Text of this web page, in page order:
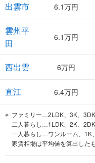
出雲市 6.1万円
雲州平
田
6.1万円
西出雲 6万円
直江 6.4万円
ファミリー…2LDK、3K、
二人暮らし…1LDK、2K、
一人暮らし…ワンルーム、1K
家賃相場は平均値を算出した